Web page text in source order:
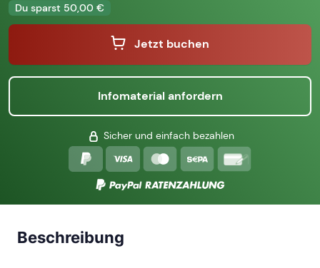
Du sparst 50,00 €
Jetzt buchen
Infomaterial anfordern
Sicher und einfach bezahlen
Beschreibung